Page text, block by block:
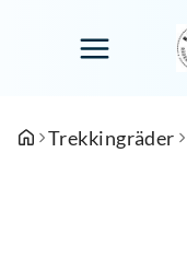
Trekkingräder